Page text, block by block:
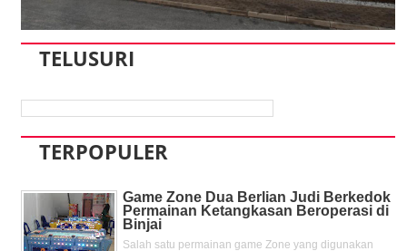
TELUSURI
TERPOPULER
Game Zone Dua Berlian Judi Berkedok
Permainan Ketangkasan Beroperasi di
Binjai
Salah satu permainan game Zone yang digunakan